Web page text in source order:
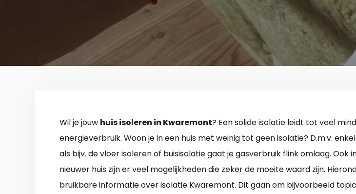
Wil je jouw huis isoleren in Kwaremont? Een solide isolatie leidt tot veel
energieverbruik. Woon je in een huis met weinig tot geen isolatie? D.m.v.
als bijv. de vloer isoleren of buisisolatie gaat je gasverbruik flink omlaag. Ook
nieuwer huis zijn er veel mogelijkheden die zeker de moeite waard zijn.
bruikbare informatie over isolatie Kwaremont. Dit gaan om bijvoorbeeld